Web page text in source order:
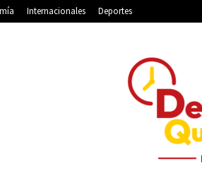
Internacionales Deportes